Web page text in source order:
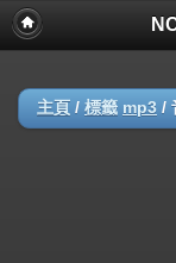
主頁 / 標籤 mp3 /